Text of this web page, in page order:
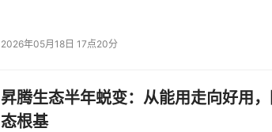
2026年05月18日 17点20分
昇腾生态半年蜕变：从能用走向好用
态根基